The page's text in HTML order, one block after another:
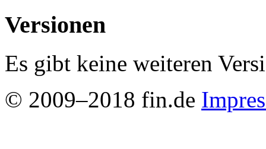
Versionen
Es gibt keine weiteren
© 2009–2018 fin.de